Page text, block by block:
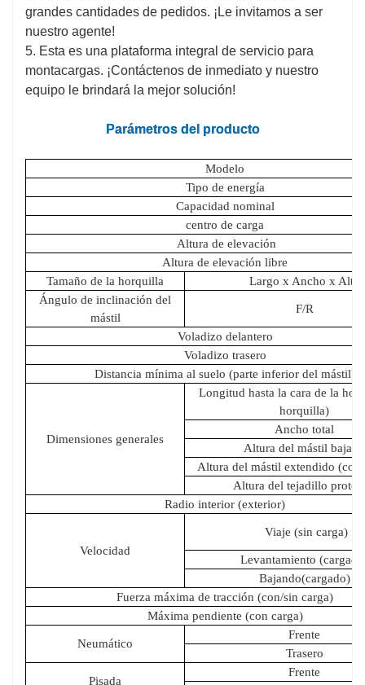
grandes cantidades de pedidos. ¡Le invitamos a ser
nuestro agente!
5. Esta es una plataforma integral de servicio para
montacargas. ¡Contáctenos de inmediato y nuestro
equipo le brindará la mejor solución!
Parámetros del producto
Modelo
Tipo de energía
Capacidad nominal
centro de carga
Altura de elevación
Altura de elevación libre
Tamaño de la horquilla
Largo x Ancho x Alto
Ángulo de inclinación del
mástil
F/R
Voladizo delantero
Voladizo trasero
Distancia mínima al suelo (parte inferior del mástil)
Dimensiones generales
Longitud hasta la cara de la
horquilla)
Ancho total
Altura del mástil bajado
Altura del mástil extendido (con
Altura del tejadillo
Radio interior (exterior)
Velocidad
Viaje (sin carga)
Levantamiento
Bajando(cargado)
Fuerza máxima de tracción (con/sin carga)
Máxima pendiente (con carga)
Neumático
Frente
Trasero
Pisada
Frente